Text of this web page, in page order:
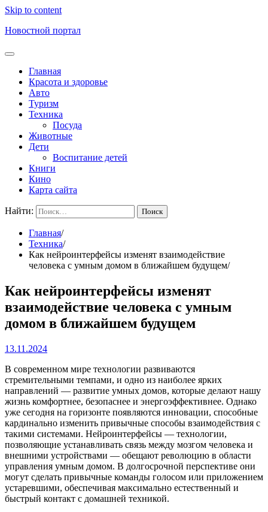
Skip to content
Новостной портал
Главная
Красота и здоровье
Авто
Туризм
Техника
Посуда
Животные
Дети
Воспитание детей
Книги
Кино
Карта сайта
Найти:
Главная
Техника
Как нейроинтерфейсы изменят взаимодействие
человека с умным домом в ближайшем будущем
Как нейроинтерфейсы изменят
взаимодействие человека с умным
домом в ближайшем будущем
13.11.2024
В современном мире технологии развиваются
стремительными темпами, и одно из наиболее ярких
направлений — развитие умных домов, которые делают нашу
жизнь комфортнее, безопаснее и энергоэффективнее. Однако
уже сегодня на горизонте появляются инновации, способные
кардинально изменить привычные способы взаимодействия с
такими системами. Нейроинтерфейсы — технологии,
позволяющие устанавливать связь между мозгом человека и
внешними устройствами — обещают революцию в области
управления умным домом. В долгосрочной перспективе они
могут сделать привычные команды голосом или приложением
устаревшими, обеспечивая максимально естественный и
быстрый контакт с домашней техникой.